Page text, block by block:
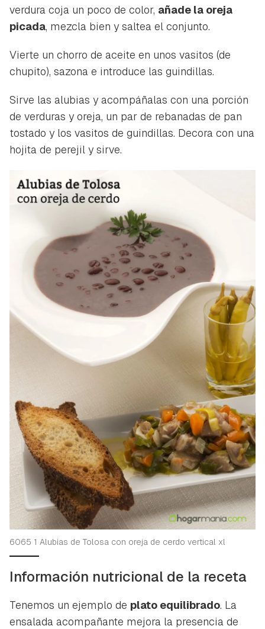
Guardar como favorito
Para poder guardar como favorito, primero has de
iniciar sesión con tu cuenta de Hogarmanía.
INICIAR SESIÓN CANCELAR
verdura coja un poco de color, añade la oreja
picada, mezcla bien y saltea el conjunto.
Vierte un chorro de aceite en unos vasitos (de
chupito), sazona e introduce las guindillas.
Sirve las alubias y acompáñalas con una porción
de verduras y oreja, un par de rebanadas de pan
tostado y los vasitos de guindillas. Decora con una
hojita de perejil y sirve.
6065 1 Alubias de Tolosa con oreja de cerdo vertical xl
Información nutricional de la receta
Tenemos un ejemplo de plato equilibrado. La
ensalada acompañante mejora la presencia de
Gracias por suscribirte a nuestro boletín.
ACEPTAR